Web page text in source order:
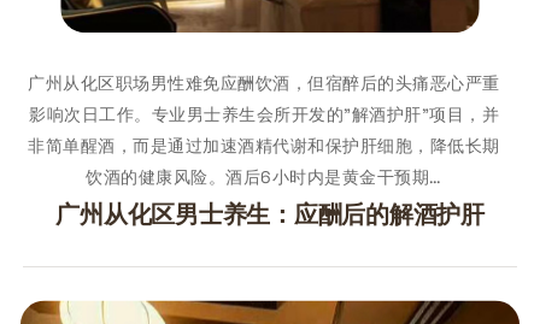
广州从化区职场男性难免应酬饮酒，但宿醉后的头痛恶心严重
影响次日工作。专业男士养生会所开发的"解酒护肝"项目，并
非简单醒酒，而是通过加速酒精代谢和保护肝细胞，降低长期
饮酒的健康风险。酒后6小时内是黄金干预期…
广州从化区男士养生：应酬后的解酒护肝